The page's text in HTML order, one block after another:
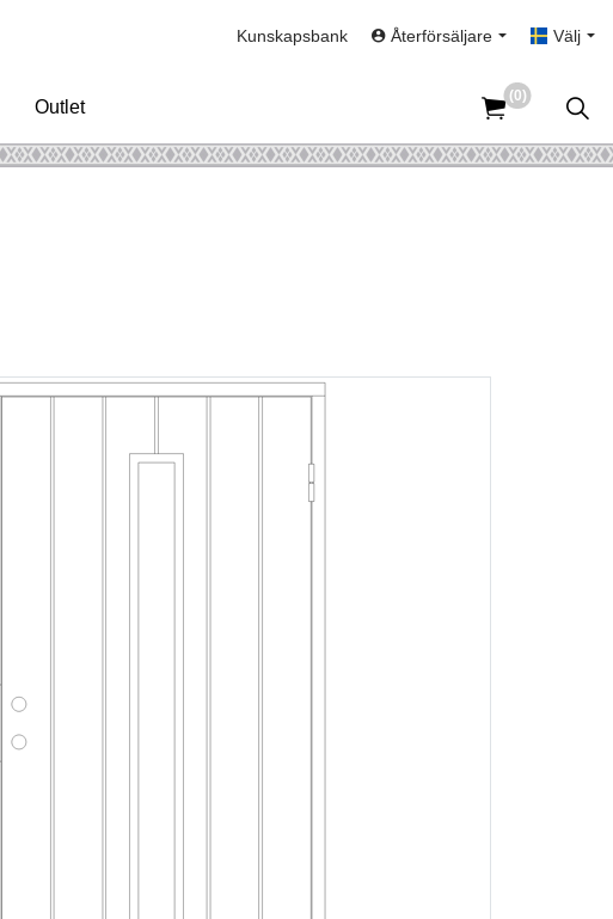
Outlet
Kunskapsbank Återförsäljare Välj
(0)